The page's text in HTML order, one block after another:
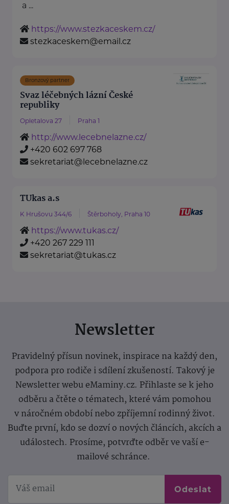
a ...
https://www.stezkaceskem.cz/
stezkaceskem@email.cz
Bronzový partner
Svaz léčebných lázní České
republiky
Opletalova 27 Praha 1
http://www.lecebnelazne.cz/
+420 602 697 768
sekretariat@lecebnelazne.cz
TUkas a.s
K Hrušovu 344/6 Štěrboholy, Praha 10
https://www.tukas.cz/
+420 267 229 111
sekretariat@tukas.cz
Newsletter
Pravidelný přísun novinek, inspirace na každý den,
podpora pro rodiče i sdílení zkušeností. Takový je
Newsletter webu eMaminy.cz. Přihlaste se k jeho
odběru a čtěte o tématech, které vám pomohou
v náročném období nebo zpříjemní rodinný život.
Buďte první, kdo se dozví o nových článcích, akcích a
událostech. Prosíme, potvrďte odběr ve vaší e-
mailové schránce.
Odeslat